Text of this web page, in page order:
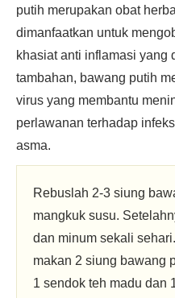
putih merupakan obat
dimanfaatkan untuk
khasiat anti inflamasi yang
tambahan, bawang putih
virus yang membantu
perlawanan terhadap
asma.
Rebuslah 2-3 siung
mangkuk susu.
dan minum sekali
makan 2 siung bawang
1 sendok teh madu dan